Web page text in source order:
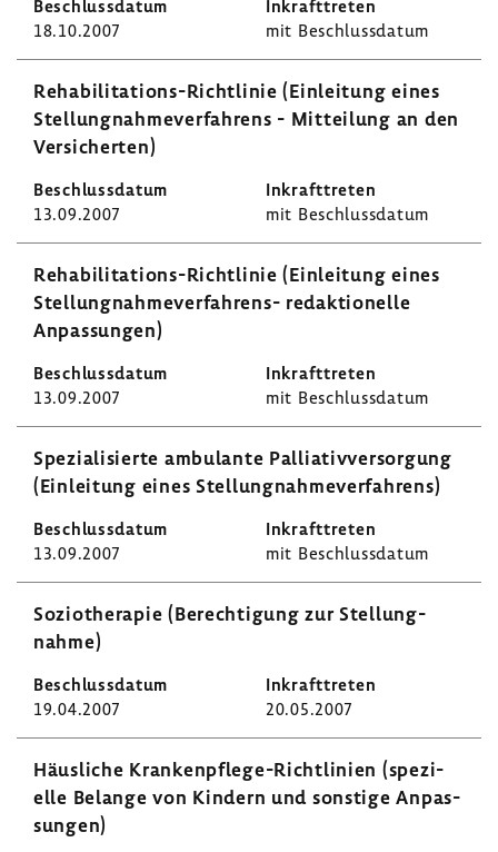
18.10.2007 mit Beschluss­datum
Rehabilitations-​Richtlinie (Einlei­tung eines
Stel­lung­nah­me­ver­fah­rens - Mittei­lung an den
Versi­cherten)
13.09.2007 mit Beschluss­datum
Rehabilitations-​Richtlinie (Einlei­tung eines
Stellungnahmeverfahrens-​ redak­tio­nelle
Anpas­sungen)
13.09.2007 mit Beschluss­datum
Spezia­li­sierte ambu­lante Pallia­tiv­ver­sor­gung
(Einlei­tung eines Stel­lung­nah­me­ver­fah­rens)
13.09.2007 mit Beschluss­datum
Sozio­the­rapie (Berech­ti­gung zur Stel­lung­
nahme)
19.04.2007 20.05.2007
Häus­liche Krankenpflege-​Richtlinien (spezi­
elle Belange von Kindern und sons­tige Anpas­
sungen)